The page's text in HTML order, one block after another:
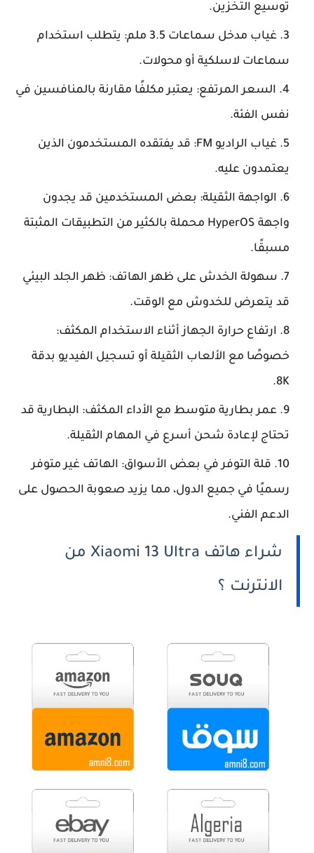
توسيع التخزين.
غياب مدخل سماعات 3.5 ملم: يتطلب استخدام
سماعات لاسلكية أو محولات.
السعر المرتفع: يعتبر مكلفًا مقارنة بالمنافسين في
نفس الفئة.
غياب الراديو FM: قد يفتقده المستخدمون الذين
يعتمدون عليه.
الواجهة الثقيلة: بعض المستخدمين قد يجدون
واجهة HyperOS محملة بالكثير من التطبيقات المثبتة
مسبقًا.
سهولة الخدش على ظهر الهاتف: ظهر الجلد البيئي
قد يتعرض للخدوش مع الوقت.
ارتفاع حرارة الجهاز أثناء الاستخدام المكثف:
خصوصًا مع الألعاب الثقيلة أو تسجيل الفيديو بدقة
8K.
عمر بطارية متوسط مع الأداء المكثف: البطارية قد
تحتاج لإعادة شحن أسرع في المهام الثقيلة.
قلة التوفر في بعض الأسواق: الهاتف غير متوفر
رسميًا في جميع الدول، مما يزيد صعوبة الحصول على
الدعم الفني.
شراء هاتف Xiaomi 13 Ultra من
الانترنت ؟